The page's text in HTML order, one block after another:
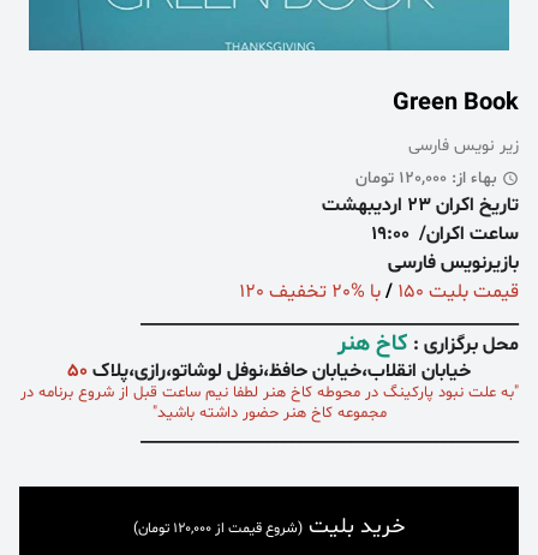
Green Book
زیر نویس فارسی
بهاء از: 120,000 تومان
تاریخ اکران 23
اردیبهشت
ساعت اکران/ 19:00
بازیرنویس فارسی
قیمت بلیت 150
/با %20 تخفیف 120
_____________________________________________
محل برگزاری : کاخ هنر
خیابان انقلاب،خیابان حافظ،نوفل لوشاتو،رازی،پلاک ۵۰
"به علت نبود پارکینگ در محوطه کاخ هنر لطفا نیم ساعت قبل از شروع برنامه در
مجموعه کاخ هنر حضور داشته باشید"
_____________________________________________
خرید بلیت (شروع قیمت از 120,000 تومان)